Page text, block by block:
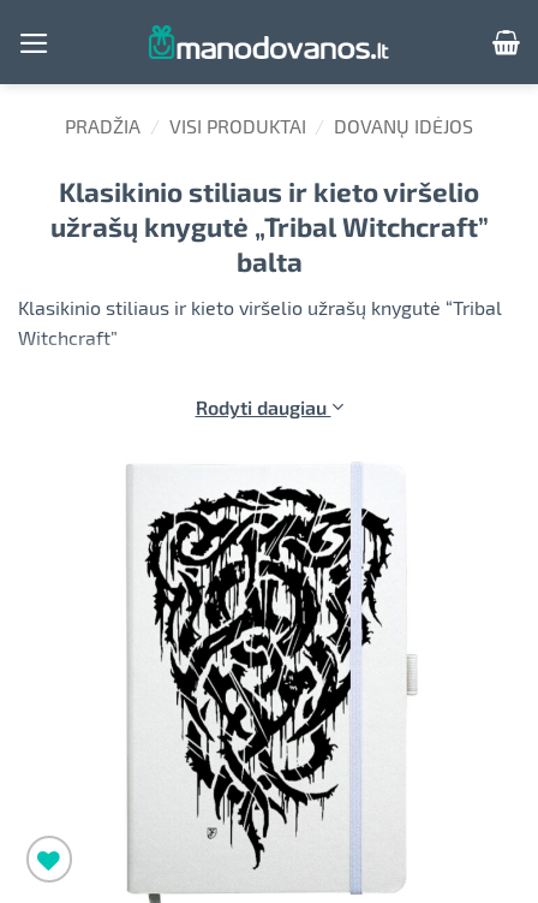
PRADŽIA / VISI PRODUKTAI / DOVANŲ IDĖJOS
Klasikinio stiliaus ir kieto viršelio
užrašų knygutė „Tribal Witchcraft”
balta
Klasikinio stiliaus ir kieto viršelio užrašų knygutė “Tribal
Witchcraft”
Rodyti daugiau